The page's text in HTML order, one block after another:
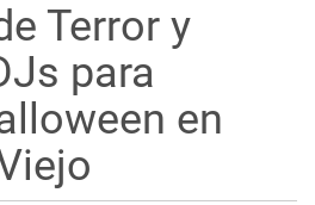
Terror y
para
en